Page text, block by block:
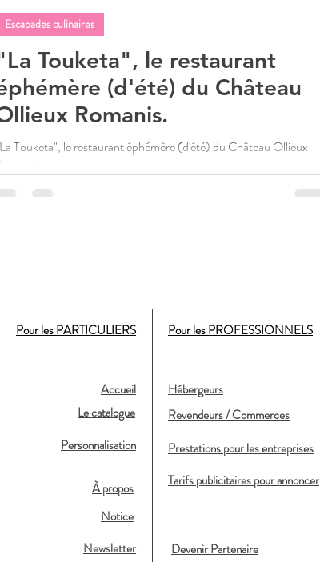
Touketa", le restaurant
(d'été) du Château
Romanis.
Touketa", le restaurant éphémère (d'été) du Château Ollieux
Escapades culinaires
Pour les PARTICULIERS Pour les PROFESSIONNELS
Accueil
Le catalogue
Hébergeurs
Revendeurs / Commerces
Personnalisation
À propos
Prestations pour les entreprises
Tarifs publicitaires pour annoncer
Notice
Newsletter
Devenir Partenaire